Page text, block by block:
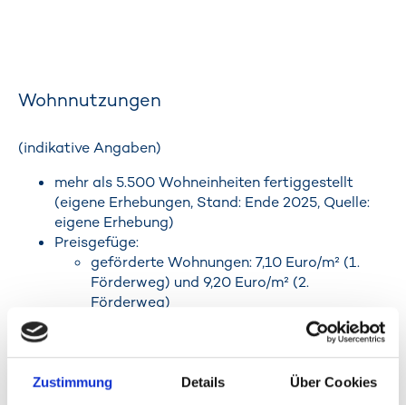
Zustimmung Details Über Cookies
Wohnnutzungen
(indikative Angaben)
mehr als 5.500 Wohneinheiten fertiggestellt
(eigene Erhebungen, Stand: Ende 2025, Quelle:
eigene Erhebung)
Preisgefüge:
geförderte Wohnungen: 7,10 Euro/m² (1.
Förderweg) und 9,20 Euro/m² (2.
Förderweg)
genossenschaftliche Wohnungen: 9,50–14
preisgedämpfte Mietwohnungen: 11,50–13
Euro/m²